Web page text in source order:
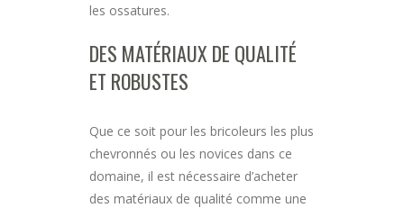
les ossatures.
DES MATÉRIAUX DE QUALITÉ
ET ROBUSTES
Que ce soit pour les bricoleurs les plus
chevronnés ou les novices dans ce
domaine, il est nécessaire d’acheter
des matériaux de qualité comme une